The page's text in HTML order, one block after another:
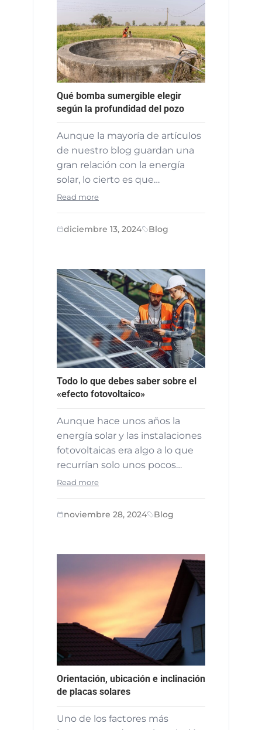
Qué bomba sumergible elegir
según la profundidad del pozo
Aunque la mayoría de artículos
de nuestro blog guardan una
gran relación con la energía
solar, lo cierto es que…
Read more
diciembre 13, 2024 Blog
Todo lo que debes saber sobre el
«efecto fotovoltaico»
Aunque hace unos años la
energía solar y las instalaciones
fotovoltaicas era algo a lo que
recurrían solo unos pocos…
Read more
noviembre 28, 2024 Blog
Orientación, ubicación e inclinación
de placas solares
Uno de los factores más